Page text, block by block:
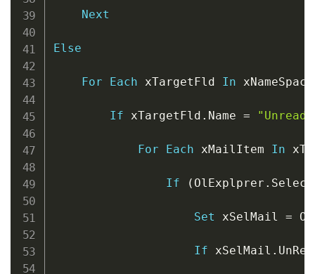
Next
Else
For Each xTargetFld In xNameSpace
If xTargetFld . Name =
For Each xMailItem In
If ( OlExplprer .
Set xSelMail =
If xSelMail .